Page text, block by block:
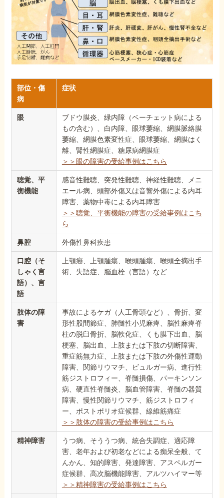
部位・傷
病
症状
眼
ブドウ膜炎、緑内障（ベーチェット病による
もの含む）、白内障、眼球萎縮、網膜脈絡膜
萎縮、網膜色素変性症、眼球萎縮、網膜はく
離、腎性網膜症、糖尿病網膜症
＞＞眼の障害の受給事例はこちら
聴覚、平
衡機能
感音性難聴、突発性難聴、神経性難聴、メニ
エール病、頭部外傷又は音響外傷による内耳
障害、薬物中毒による内耳障害
＞＞聴覚、平衡機能の障害の受給事例はこち
ら
鼻腔 外傷性鼻科疾患
口腔（そ
しゃく言
語）、言
語
上顎癌、上顎腫瘍、喉頭腫瘍、喉頭全摘出手
術、失語症、脳血栓（言語）など
肢体の障
害
事故によるケガ（人工骨頭など）、骨折、変
形性股間節症、肺髄性小児麻痺、脳性麻痺脊
柱の脱臼骨折、脳軟化症、くも膜下出血、脳
梗塞、脳出血、上肢または下肢の切断障害、
重症筋無力症、上肢または下肢の外傷性運動
障害、関節リウマチ、ビュルガー病、進行性
筋ジストロフィー、脊髄損傷、パーキンソン
病、硬直性脊髄炎、脳血管障害、脊髄の器質
障害、慢性関節リウマチ、筋ジストロフィ
ー、ポストポリオ症候群、線維筋痛症
＞＞肢体の障害の受給事例はこちら
精神障害
うつ病、そううつ病、統合失調症、適応障
害、老年および初老などによる痴呆全般、て
んかん、知的障害、発達障害、アスペルガー
症候群、高次脳機能障害、アルツハイマー等
＞＞精神障害の受給事例はこちら